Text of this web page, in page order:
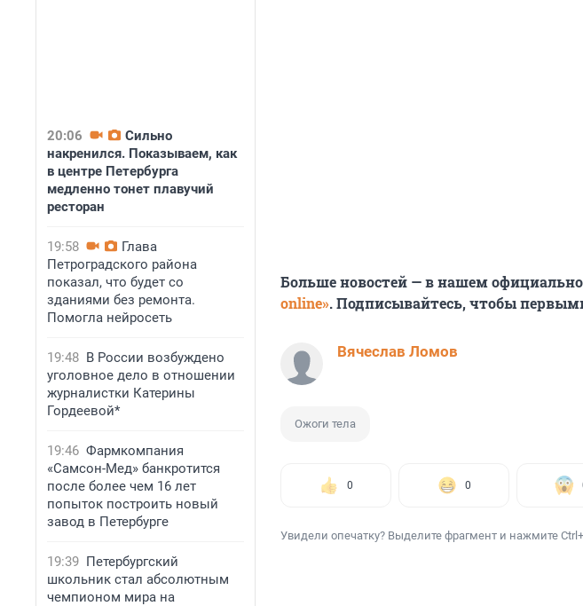
20:06
Сильно
накренился. Показываем, как
в центре Петербурга
медленно тонет плавучий
ресторан
19:58
Глава
Петроградского района
показал, что будет со
зданиями без ремонта.
Помогла нейросеть
19:48 В России возбуждено
уголовное дело в отношении
журналистки Катерины
Гордеевой*
19:46 Фармкомпания
«Самсон-Мед» банкротится
после более чем 16 лет
попыток построить новый
завод в Петербурге
19:39 Петербургский
школьник стал абсолютным
чемпионом мира на
Больше новостей — в нашем
online». Подписывайтесь, чтобы
Вячеслав Ломов
Ожоги тела
0 0
Увидели опечатку? Выделите фрагмент и нажмите